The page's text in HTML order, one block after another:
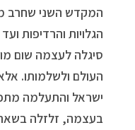
המקדש השני שחרב
הגלויות והרדיפות
סיגלה לעצמה שום
העולם ולשלמותו.
ישראל והתעלמה
בעצמה, זלזלה בשאר